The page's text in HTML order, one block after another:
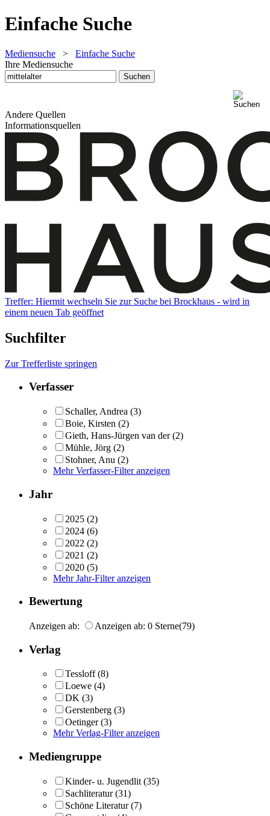
Einfache Suche
Mediensuche > Einfache Suche
Ihre Mediensuche
Andere Quellen
Informationsquellen
Treffer: Hiermit wechseln Sie zur Suche bei Brockhaus - wird in
einem neuen Tab geöffnet
Suchfilter
Zur Trefferliste springen
Verfasser
Schaller, Andrea (3)
Boie, Kirsten (2)
Gieth, Hans-Jürgen van der (2)
Mühle, Jörg (2)
Stohner, Anu (2)
Mehr Verfasser-Filter anzeigen
Jahr
2025 (2)
2024 (6)
2022 (2)
2021 (2)
2020 (5)
Mehr Jahr-Filter anzeigen
Bewertung
Anzeigen ab: Anzeigen ab: 0 Sterne(79)
Verlag
Tessloff (8)
Loewe (4)
DK (3)
Gerstenberg (3)
Oetinger (3)
Mehr Verlag-Filter anzeigen
Mediengruppe
Kinder- u. Jugendlit (35)
Sachliteratur (31)
Schöne Literatur (7)